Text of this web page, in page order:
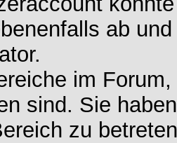
ab
im
sind. Sie
zu